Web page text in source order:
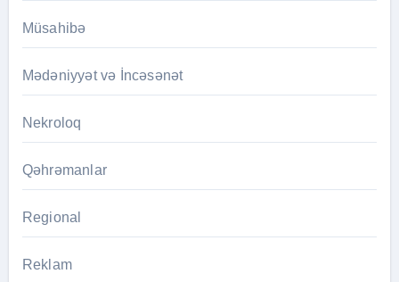
Müsahibə
Mədəniyyət və İncəsənət
Nekroloq
Qəhrəmanlar
Regional
Reklam